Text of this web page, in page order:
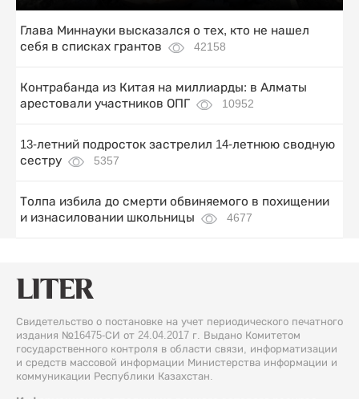
Глава Миннауки высказался о тех, кто не нашел
себя в списках грантов
42158
Контрабанда из Китая на миллиарды: в Алматы
арестовали участников ОПГ
10952
13-летний подросток застрелил 14-летнюю сводную
сестру
5357
Толпа избила до смерти обвиняемого в похищении
и изнасиловании школьницы
4677
Свидетельство о постановке на учет периодического печатного
издания №16475-СИ от 24.04.2017 г. Выдано Комитетом
государственного контроля в области связи, информатизации
и средств массовой информации Министерства информации и
коммуникации Республики Казахстан.